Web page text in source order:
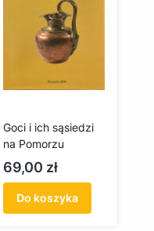
Goci i ich sąsiedzi
na Pomorzu
Cena
69,00 zł
Do koszyka